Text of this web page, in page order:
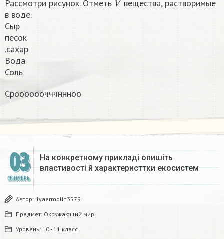
Рассмотри рисунок. Отметь
вещества, растворимые
в воде.
Сыр
песок
.сахар
Вода
Соль
Сроооооочччннноо​
03
СЕНТЯБРЬ
На конкретному прикладі опишіть
властивості й характеристтки екосистем​
Автор: ilyaermolin3579
Предмет: Окружающий мир
Уровень: 10 - 11 класс